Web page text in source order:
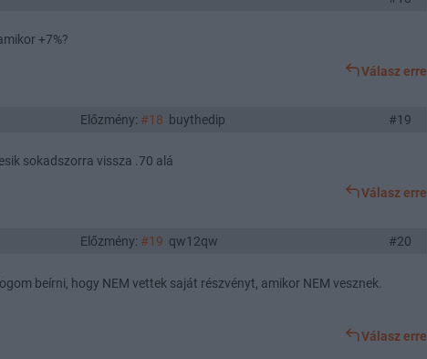
+7%?
Válasz erre
Előzmény: #18 buythedip #19
sokadszorra vissza .70 alá
Válasz erre
Előzmény: #19 qw12qw #20
beírni, hogy NEM vettek saját részvényt, amikor NEM vesznek.
Válasz erre